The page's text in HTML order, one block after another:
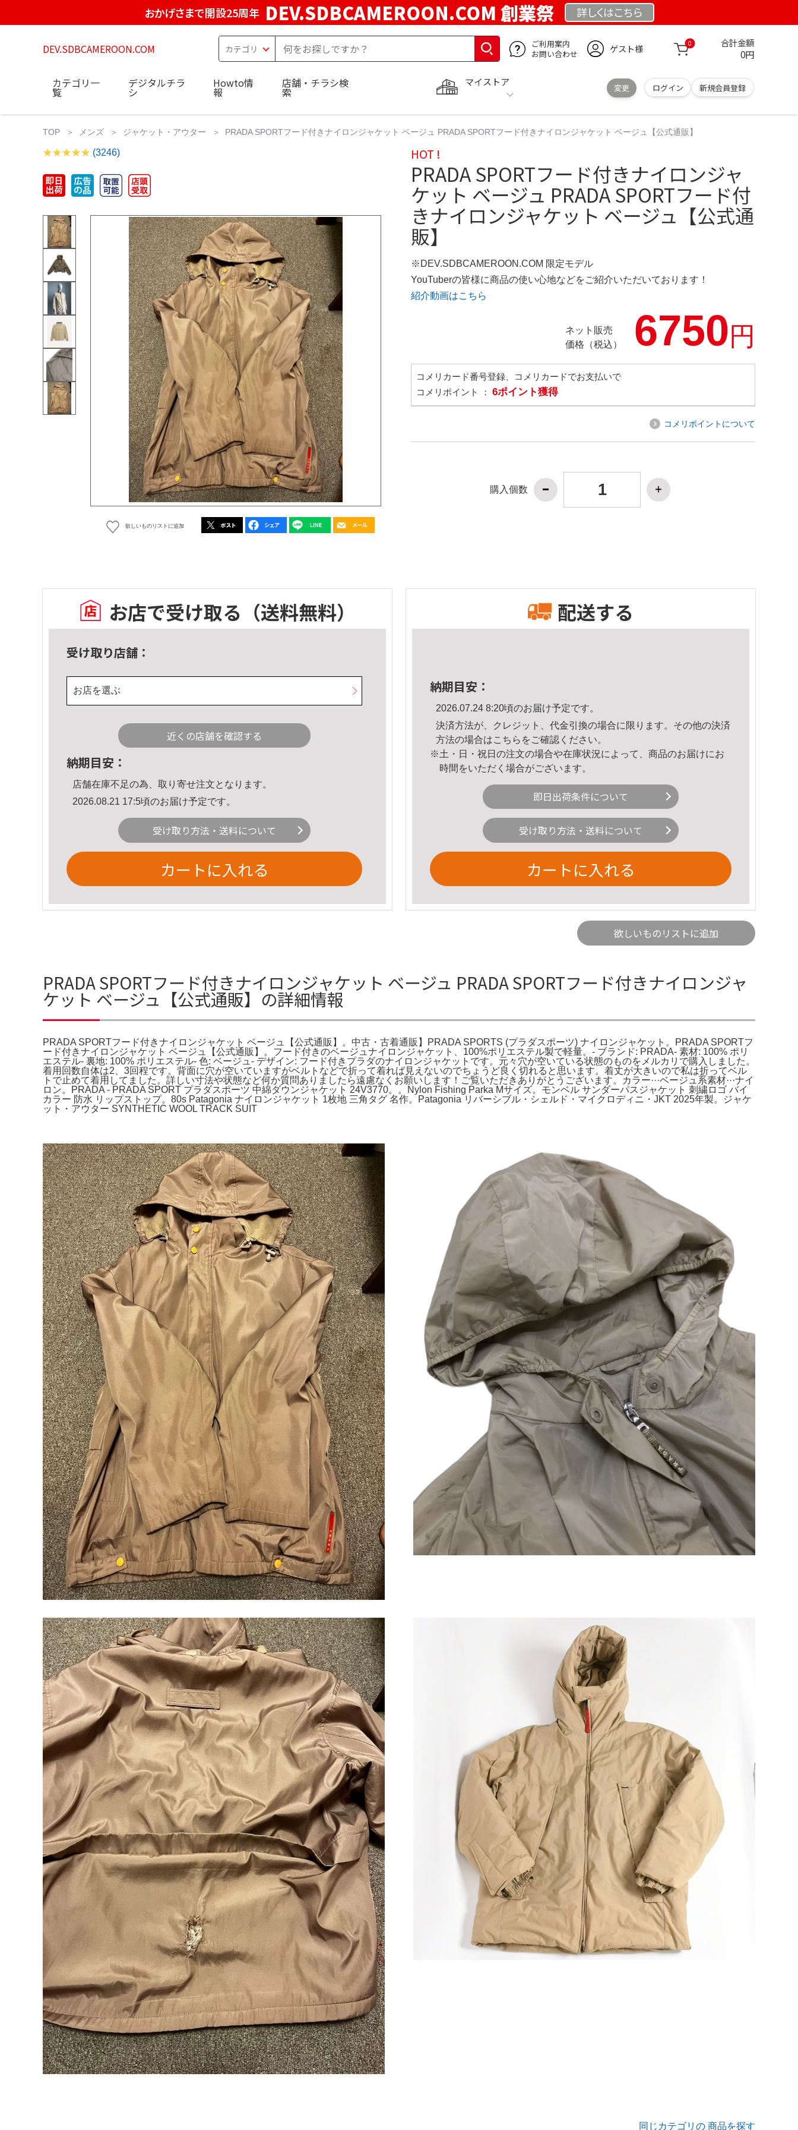
おかげさまで開設25周年 DEV.SDBCAMEROON.COM 創業祭 詳しくはこちら
DEV.SDBCAMEROON.COM
ご利用案内
お問い合わせ
ゲスト様 0 合計金額
0円
マイストア
変更 ログイン 新規会員登録
カテゴリ一
覧
デジタルチラ
シ
Howto情
報
店舗・チラシ検
索
TOP メンズ ジャケット・アウター PRADA SPORTフード付きナイロンジャケット ベージュ PRADA SPORTフード付きナイロンジャケット ベージュ【公式通販】
(3246)
欲しいものリストに追加
HOT !
PRADA SPORTフード付きナイロンジャ
ケット ベージュ PRADA SPORTフード付
きナイロンジャケット ベージュ【公式通
販】
※DEV.SDBCAMEROON.COM 限定モデル
YouTuberの皆様に商品の使い心地などをご紹介いただいております！
紹介動画はこちら
ネット販売
価格（税込）
6750円
コメリカード番号登録、コメリカードでお支払いで
コメリポイント ： 6ポイント獲得
コメリポイントについて
購入個数
お店で受け取る （送料無料）
受け取り店舗：
お店を選ぶ
近くの店舗を確認する
納期目安：
店舗在庫不足の為、取り寄せ注文となります。
2026.08.21 17:5頃のお届け予定です。
受け取り方法・送料について
カートに入れる
配送する
納期目安：
2026.07.24 8:20頃のお届け予定です。
決済方法が、クレジット、代金引換の場合に限ります。その他の決済
方法の場合はこちら をご確認ください。
※土・日・祝日の注文の場合や在庫状況によって、商品のお届けにお
時間をいただく場合がございます。
即日出荷条件について
受け取り方法・送料について
カートに入れる
欲しいものリストに追加
PRADA SPORTフード付きナイロンジャケット ベージュ PRADA SPORTフード付きナイロンジャ
ケット ベージュ【公式通販】の詳細情報
PRADA SPORTフード付きナイロンジャケット ベージュ【公式通販】。中古・古着通販】PRADA SPORTS (プラダスポーツ) ナイロンジャケット。PRADA SPORTフ
ード付きナイロンジャケット ベージュ【公式通販】。フード付きのベージュナイロンジャケット、100%ポリエステル製で軽量。- ブランド: PRADA- 素材: 100% ポリ
エステル- 裏地: 100% ポリエステル- 色: ベージュ- デザイン: フード付きプラダのナイロンジャケットです。元々穴が空いている状態のものをメルカリで購入しました。
着用回数自体は2、3回程です。背面に穴が空いていますがベルトなどで折って着れば見えないのでちょうど良く切れると思います。着丈が大きいので私は折ってベル
トで止めて着用してました。詳しい寸法や状態など何か質問ありましたら遠慮なくお願いします！ご覧いただきありがとうございます。カラー···ベージュ系素材···ナイ
ロン。PRADA - PRADA SPORT プラダスポーツ 中綿ダウンジャケット 24V3770。。Nylon Fishing Parka Mサイズ。モンベル サンダーパスジャケット 刺繍ロゴ バイ
カラー 防水 リップストップ。80s Patagonia ナイロンジャケット 1枚地 三角タグ 名作。Patagonia リバーシブル・シェルド・マイクロディニ・JKT 2025年製。ジャケ
ット・アウター SYNTHETIC WOOL TRACK SUIT
同じカテゴリの 商品を探す